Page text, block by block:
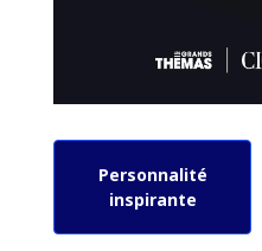
Personnalité
inspirante